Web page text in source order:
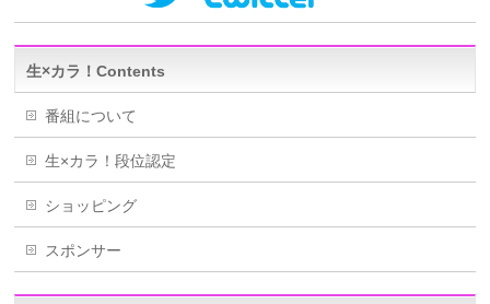
生×カラ！Contents
番組について
生×カラ！段位認定
ショッピング
スポンサー